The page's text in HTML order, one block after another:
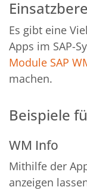
Es gibt eine
Apps im SAP-
Module SAP
machen.
Beispiele
WM Info
Mithilfe der
anzeigen